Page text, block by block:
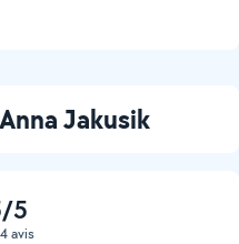
Jakusik
5
avis